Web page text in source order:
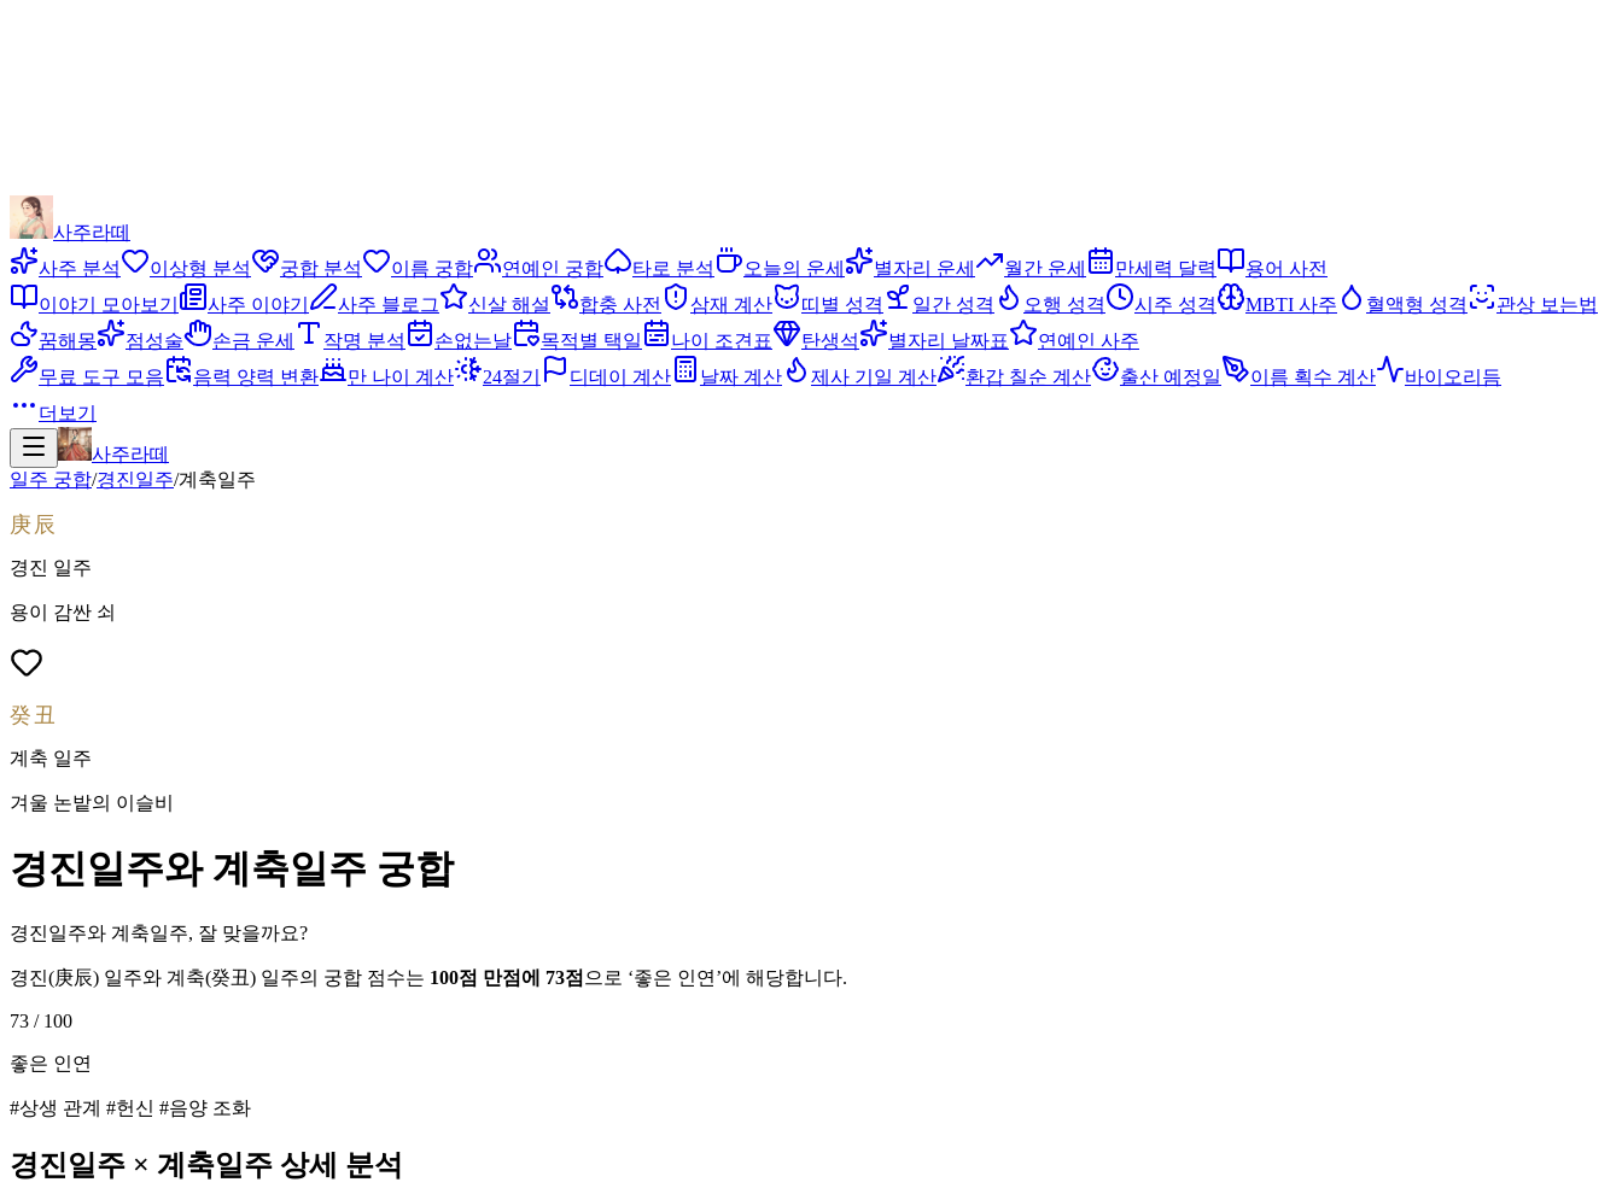
사주라떼
사주 분석
이상형 분석 궁합 분석 이름 궁합 연예인 궁합 타로 분석 오늘의 운세 별자리 운세 월간 운세 만세력 달력
용어 사전
이야기 모아보기
사주 이야기 사주 블로그 신살 해설 합충 사전 삼재 계산 띠별 성격 일간 성격 오행 성격 시주 성격 MBTI 사주 혈액형 성격
관상 보는법
꿈해몽
점성술 손금 운세 작명 분석 손없는날 목적별 택일 나이 조견표 탄생석 별자리 날짜표
연예인 사주
무료 도구 모음
음력 양력 변환 만 나이 계산 24절기 디데이 계산 날짜 계산 제사 기일 계산 환갑 칠순 계산 출산 예정일 이름 획수 계산
바이오리듬
더보기
사주라떼
일주 궁합/경진일주/계축일주
庚辰
경진 일주
용이 감싼 쇠
癸丑
계축 일주
겨울 논밭의 이슬비
경진일주와 계축일주 궁합
경진일주와 계축일주, 잘 맞을까요?
경진(庚辰) 일주와 계축(癸丑) 일주의 궁합 점수는 100점 만점에 73점 으로 ‘좋은 인연 ’에 해당합니다.
73 / 100
좋은 인연
#상생 관계 #헌신 #음양 조화
경진일주 × 계축일주 상세 분석